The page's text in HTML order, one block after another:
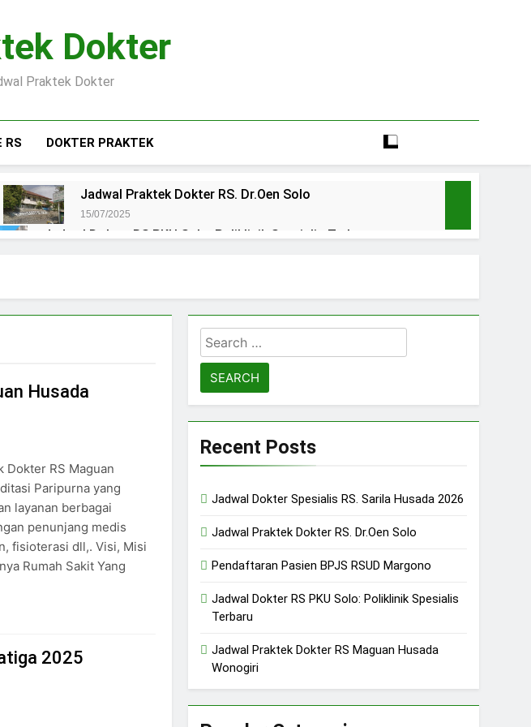
Dokter
Praktek Dokter
RS DOKTER PRAKTEK
Jadwal Praktek Dokter RS. Dr.Oen Solo
15/07/2025
Jadwal Dokter RS PKU Solo: Poliklinik Spesialis Terbaru
Jadwal Dokter RS Mulia Hati Wonogiri
Pendaftaran Pasien BPJS RSUD Banyumas
Husada
Dokter RS Maguan
Paripurna yang
layanan berbagai
penunjang medis
fisioterasi dll,. Visi, Misi
Rumah Sakit Yang
2025
Search
for:
Recent Posts
Jadwal Dokter Spesialis RS. Sarila Husada 2026
Jadwal Praktek Dokter RS. Dr.Oen Solo
Pendaftaran Pasien BPJS RSUD Margono
Jadwal Dokter RS PKU Solo: Poliklinik Spesialis
Terbaru
Jadwal Praktek Dokter RS Maguan Husada
Wonogiri